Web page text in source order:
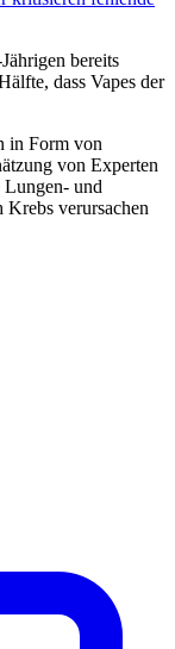
bereits
dass Vapes der
in Form von
von Experten
Lungen- und
verursachen